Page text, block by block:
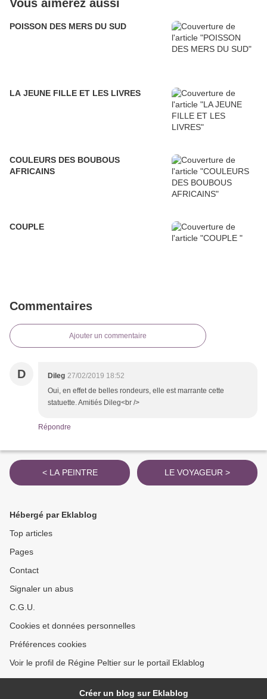
Vous aimerez aussi
POISSON DES MERS DU SUD
LA JEUNE FILLE ET LES LIVRES
COULEURS DES BOUBOUS
AFRICAINS
COUPLE
Commentaires
Ajouter un commentaire
D Dileg 27/02/2019 18:52
Oui, en effet de belles rondeurs, elle est marrante cette
statuette. Amitiés Dileg<br />
Répondre
< LA PEINTRE LE VOYAGEUR >
Hébergé par Eklablog
Top articles
Pages
Contact
Signaler un abus
C.G.U.
Cookies et données personnelles
Préférences cookies
Voir le profil de Régine Peltier sur le portail Eklablog
Créer un blog sur Eklablog